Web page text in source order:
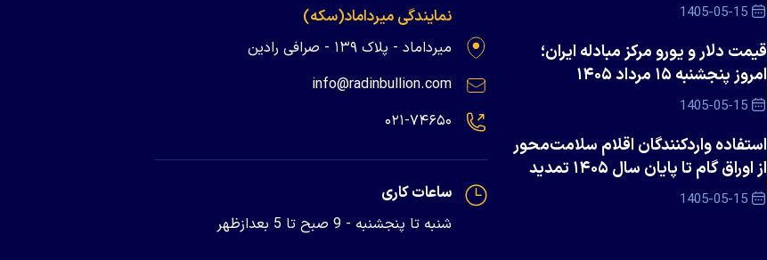
1405-05-15
قیمت دلار و یورو مرکز مبادله ایران؛
امروز پنجشنبه ۱۵ مرداد ۱۴۰۵
1405-05-15
استفاده واردکنندگان اقلام سلامت‌محور
از اوراق گام تا پایان سال ۱۴۰۵ تمدید
شد1405-05-15
نمایندگی میرداماد(سکه)
میرداماد - پلاک ۱۳۹ - صرافی رادین
info@radinbullion.com
۰۲۱-۷۴۶۵۰
ساعات کاری
شنبه تا پنجشنبه - 9 صبح تا 5 بعدازظهر